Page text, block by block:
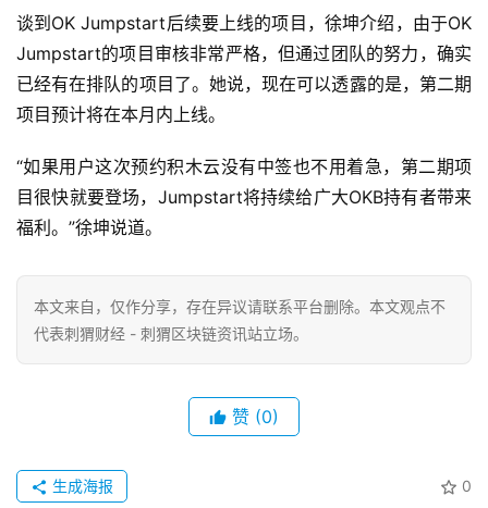
谈到OK Jumpstart后续要上线的项目，徐坤介绍，由于OK
Jumpstart的项目审核非常严格，但通过团队的努力，确实
已经有在排队的项目了。她说，现在可以透露的是，第二期
项目预计将在本月内上线。
“如果用户这次预约积木云没有中签也不用着急，第二期项
目很快就要登场，Jumpstart将持续给广大OKB持有者带来
福利。”徐坤说道。
本文来自 ，仅作分享，存在异议请联系平台删除。本文观点不
代表刺猬财经 - 刺猬区块链资讯站立场。
赞 (0)
0
生成海报